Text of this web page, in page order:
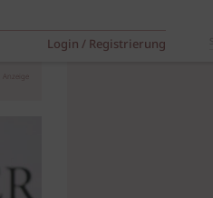
Login / Registrierung
Anzeige